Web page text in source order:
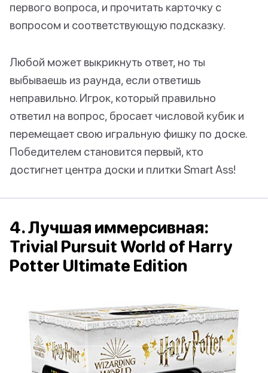
первого вопроса, и прочитать карточку с
вопросом и соответствующую подсказку.
Любой может выкрикнуть ответ, но ты
выбываешь из раунда, если ответишь
неправильно. Игрок, который правильно
ответил на вопрос, бросает числовой кубик и
перемещает свою игральную фишку по доске.
Победителем становится первый, кто
достигнет центра доски и плитки Smart Ass!
4. Лучшая иммерсивная:
Trivial Pursuit World of Harry
Potter Ultimate Edition